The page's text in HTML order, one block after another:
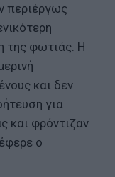
περιέργως
της φωτιάς. Η
και δεν
για
και φρόντιζαν
ο